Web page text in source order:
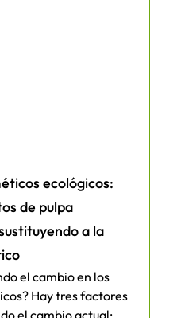
memorables.
:
de concienciación
ecológicos:
de pulpa
a la
el cambio en los
Hay tres factores